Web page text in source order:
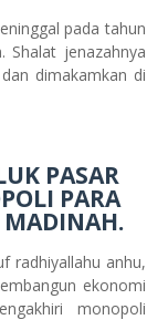
pada tahun
jenazahnya
dimakamkan di
PASAR
PARA
MADINAH.
radhiyallahu anhu,
ekonomi
monopoli